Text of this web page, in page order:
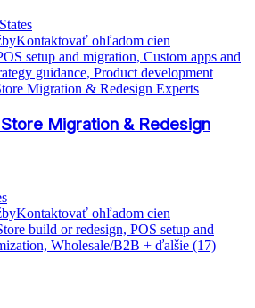
Kontaktovať ohľadom cien
setup and migration, Custom apps and
guidance, Product development
Migration & Redesign
Kontaktovať ohľadom cien
build or redesign, POS setup and
Wholesale/B2B + ďalšie (17)